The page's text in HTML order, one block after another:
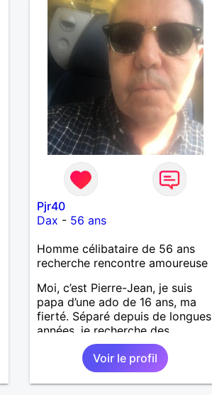
Pjr40
Dax - 56 ans
Homme célibataire de 56 ans
recherche rencontre amoureuse
Moi, c’est Pierre-Jean, je suis
papa d’une ado de 16 ans, ma
fierté. Séparé depuis de longues
années, je recherche des
affinités amicales afin de
rompre une solitude parfois
difficile à gérer ainsi que casser
le vague à l’âme. L’amitié reste
Voir le profil